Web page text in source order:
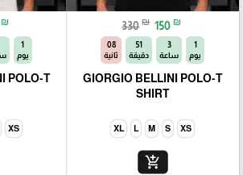
330 ₪ 150 ₪
1
يوم
3
ساعة
51
دقيقة
06
ثانية
GIORGIO BELLINI POLO-T
SHIRT
XS
S
M
L
XL
add_shopping_cart
₪
1
يوم
POLO-T
XS